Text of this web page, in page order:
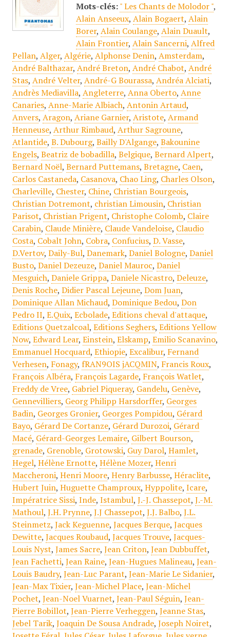
Mots-clés: " Les Chants de Molodor ",
Alain Anseeux, Alain Bogaert, Alain
Borer, Alain Coulange, Alain Duault,
Alain Frontier, Alain Sancerni, Alfred
Pellan, Alger, Algérie, Alphonse Denin, Amsterdam,
André Balthazar, André Breton, André Chabot, André
Stas, André Velter, André-G Bourassa, Andréa Alciati,
Andrès Mediavilla, Angleterre, Anna Oberto, Anne
Canaries, Anne-Marie Albiach, Antonin Artaud,
Anvers, Aragon, Ariane Garnier, Aristote, Armand
Henneuse, Arthur Rimbaud, Arthur Sagroune,
Atlantide, B. Dubourg, Bailly D'Algange, Bakounine
Engels, Beatriz de bobadilla, Belgique, Bernard Alpert,
Bernard Noël, Bernard Puttemans, Bretagne, Caen,
Carlos Castaneda, Casanova, Chao Ling, Charles Olson,
Charleville, Chester, Chine, Christian Bourgeois,
Christian Dotremont, christian Limousin, Christian
Parisot, Christian Prigent, Christophe Colomb, Claire
Carabin, Claude Minière, Claude Vandeloise, Claudio
Costa, Cobalt John, Cobra, Confucius, D. Vasse,
D.Vertov, Daily-Bul, Danemark, Daniel Bologne, Daniel
Busto, Daniel Dezeuze, Daniel Mauroc, Daniel
Mesguich, Daniele Grippa, Daniele Nicastro, Deleuze,
Denis Roche, Didier Pascal Lejeune, Dom Juan,
Dominique Allan Michaud, Dominique Bedou, Don
Pedro II, E.Quix, Ecbolade, Editions cheval d'attaque,
Editions Quetzalcoal, Editions Seghers, Editions Yellow
Now, Edward Lear, Einstein, Elskamp, Emilio Scanavino,
Emmanuel Hocquard, Ethiopie, Excalibur, Fernand
Verhesen, Fonagy, fRAN9OIS jACQMIN, Francis Roux,
François Albéra, François Lagarde, François Watlet,
Freddy de Vree, Gabriel Piqueray, Gandelu, Genève,
Gennevilliers, Georg Philipp Harsdorffer, Georges
Badin, Georges Gronier, Georges Pompidou, Gérard
Bayo, Gérard De Cortanze, Gérard Durozoi, Gérard
Macé, Gérard-Georges Lemaire, Gilbert Bourson,
grenade, Grenoble, Grotowski, Guy Darol, Hamlet,
Hegel, Hélène Ernotte, Hélène Mozer, Henri
Maccheroni, Henri Moore, Henry Barbusse, Héraclite,
Hubert Juin, Huguette Champroux, Hyppolite, Icare,
Impératrice Sissi, Inde, Istambul, J.-J. Chassepot, J.-M.
Mathoul, J.H. Prynne, J.J Chassepot, J.J. Balbo, J.L.
Steinmetz, Jack Keguenne, Jacques Berque, Jacques
Dewitte, Jacques Roubaud, Jacques Trouve, Jacques-
Louis Nyst, James Sacre, Jean Criton, Jean Dubbuffet,
Jean Fachetti, Jean Raine, Jean-Hugues Malineau, Jean-
Louis Baudry, Jean-Luc Parant, Jean-Marie Le Sidanier,
Jean-Max Tixier, Jean-Michel Place, Jean-Michel
Pochet, Jean-Noel Vuarnet, Jean-Paul Séguin, Jean-
Pierre Bobillot, Jean-Pierre Verheggen, Jeanne Stas,
Jebel Tarik, Joaquin De Sousa Andrade, Joseph Noiret,